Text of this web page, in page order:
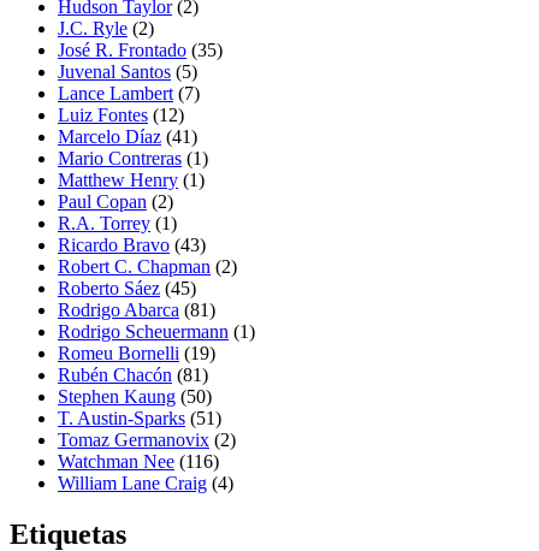
Hudson Taylor(2)
J.C. Ryle (2)
José R. Frontado (35)
Juvenal Santos (5)
Lance Lambert (7)
Luiz Fontes (12)
Marcelo Díaz (41)
Mario Contreras (1)
Matthew Henry (1)
Paul Copan (2)
R.A. Torrey (1)
Ricardo Bravo (43)
Robert C. Chapman (2)
Roberto Sáez (45)
Rodrigo Abarca (81)
Rodrigo Scheuermann (1)
Romeu Bornelli (19)
Rubén Chacón (81)
Stephen Kaung (50)
T. Austin-Sparks (51)
Tomaz Germanovix (2)
Watchman Nee (116)
William Lane Craig (4)
Etiquetas